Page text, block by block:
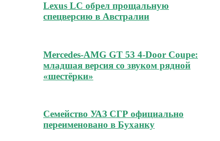
Lexus LC обрел прощальную
спецверсию в Австралии
Mercedes-AMG GT 53 4-Door Coupe:
младшая версия со звуком рядной
«шестёрки»
Семейство УАЗ СГР официально
переименовано в Буханку